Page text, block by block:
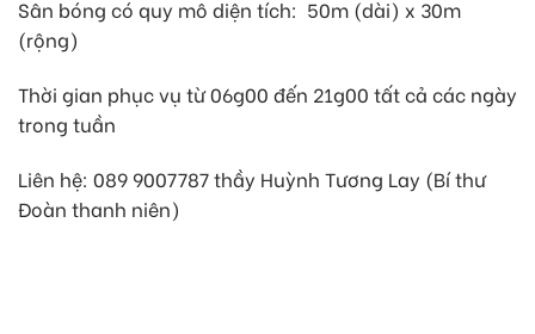
Sân bóng có quy mô diện tích: 50m (dài) x 30m
(rộng)
Thời gian phục vụ từ 06g00 đến 21g00 tất cả các ngày
trong tuần
Liên hệ: 089 9007787 thầy Huỳnh Tương Lay (Bí thư
Đoàn thanh niên)